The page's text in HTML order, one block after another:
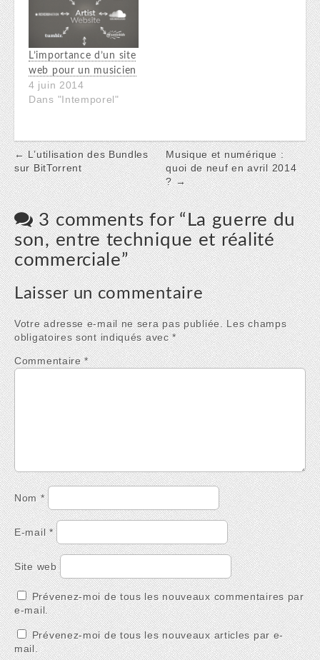
L’importance d’un site
web pour un musicien
4 juin 2014
Dans "Intemporel"
Post
navigation
← L’utilisation des Bundles
sur BitTorrent
Musique et numérique :
quoi de neuf en avril 2014
? →
3 comments for “La guerre du
son, entre technique et réalité
commerciale”
Laisser un commentaire
Votre adresse e-mail ne sera pas publiée. Les champs
obligatoires sont indiqués avec*
Commentaire*
Nom*
E-mail*
Site web
Prévenez-moi de tous les nouveaux commentaires par
e-mail.
Prévenez-moi de tous les nouveaux articles par e-
mail.